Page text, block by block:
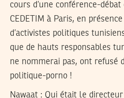
cours d’une conférence-
CEDETIM à Paris, en
d’activistes politiques
que de hauts responsables
ne nommerai pas, ont refusé
politique-porno !
Nawaat : Qui était le